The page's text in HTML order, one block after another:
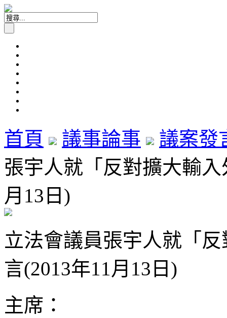
首頁 議事論事
議案發
張宇人就「反對擴大輸
月13日)
立法會議員張宇人就「
言(2013年11月13日)
主席：